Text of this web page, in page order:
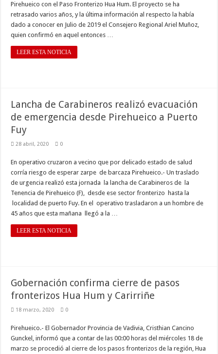
Pirehueico con el Paso Fronterizo Hua Hum. El proyecto se ha
retrasado varios años, y la última información al respecto la había
dado a conocer en Julio de 2019 el Consejero Regional Ariel Muñoz,
quien confirmó en aquel entonces …
LEER ESTA NOTICIA
Lancha de Carabineros realizó evacuación
de emergencia desde Pirehueico a Puerto
Fuy
28 abril, 2020 0
En operativo cruzaron a vecino que por delicado estado de salud
corría riesgo de esperar zarpe de barcaza Pirehueico.- Un traslado
de urgencia realizó esta jornada la lancha de Carabineros de la
Tenencia de Pirehueico (F), desde ese sector fronterizo hasta la
localidad de puerto Fuy. En el operativo trasladaron a un hombre de
45 años que esta mañana llegó a la …
LEER ESTA NOTICIA
Gobernación confirma cierre de pasos
fronterizos Hua Hum y Carirriñe
18 marzo, 2020 0
Pirehueico.- El Gobernador Provincia de Vadivia, Cristhian Cancino
Gunckel, informó que a contar de las 00:00 horas del miércoles 18 de
marzo se procedió al cierre de los pasos fronterizos de la región, Hua